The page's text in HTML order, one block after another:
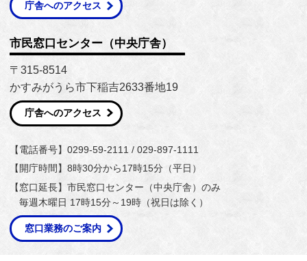
庁舎へのアクセス
市民窓口センター（中央庁舎）
〒315-8514
かすみがうら市下稲吉2633番地19
庁舎へのアクセス
【電話番号】0299-59-2111 / 029-897-1111
【開庁時間】8時30分から17時15分（平日）
【窓口延長】市民窓口センター（中央庁舎）のみ
毎週木曜日 17時15分～19時（祝日は除く）
窓口業務のご案内